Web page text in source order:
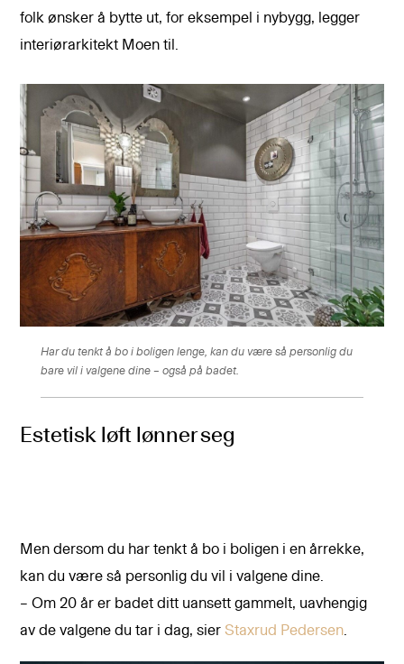
folk ønsker å bytte ut, for eksempel i nybygg, legger
interiørarkitekt Moen til.
Har du tenkt å bo i boligen lenge, kan du være så personlig du
bare vil i valgene dine – også på badet.
Estetisk løft lønner seg
Men dersom du har tenkt å bo i boligen i en årrekke,
kan du være så personlig du vil i valgene dine.
– Om 20 år er badet ditt uansett gammelt, uavhengig
av de valgene du tar i dag, sierStaxrud Pedersen